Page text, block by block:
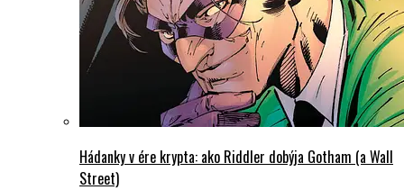
Hádanky v ére krypta: ako Riddler dobýja Gotham (a Wall
Street)